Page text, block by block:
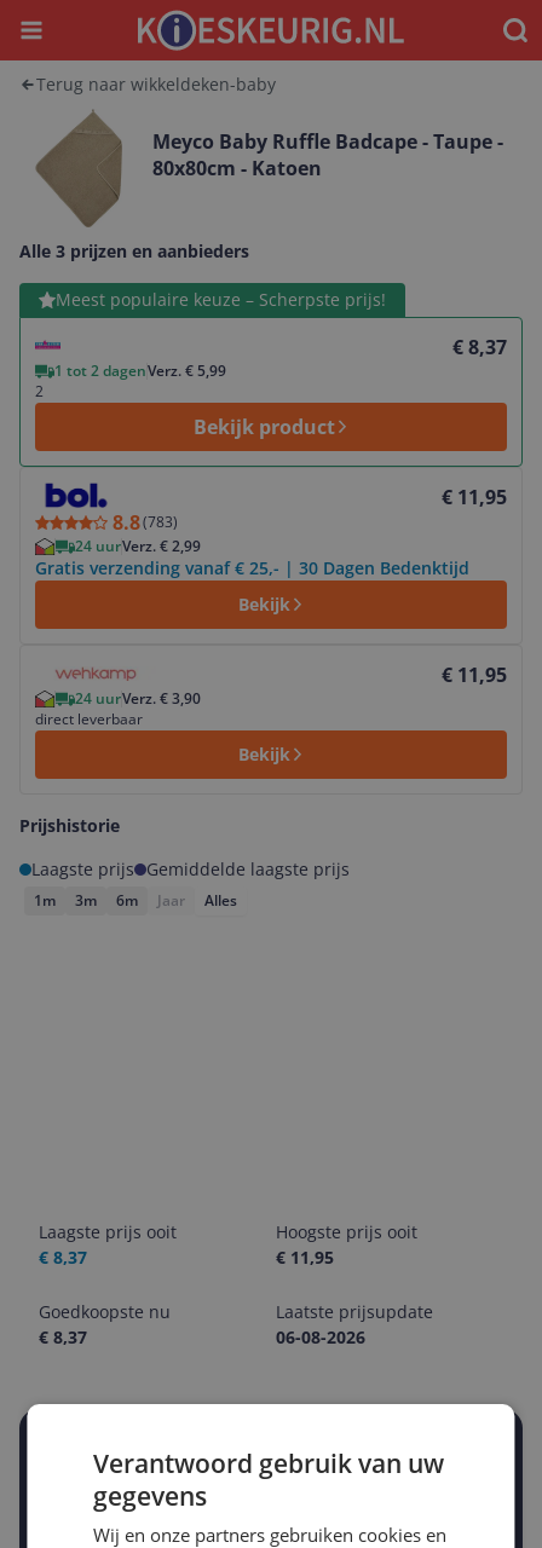
Menu
Terug naar wikkeldeken-baby
Meyco Baby Ruffle Badcape - Taupe -
80x80cm - Katoen
Alle 3 prijzen en aanbieders
Meest populaire keuze – Scherpste prijs!
€ 8,37
1 tot 2 dagenVerz. € 5,99
2
Bekijk product
Bekijk product
8.8(783)
€ 11,95
24 uurVerz. € 2,99
Gratis verzending vanaf € 25,- | 30 Dagen Bedenktijd
Bekijk
Bekijk product
€ 11,95
24 uurVerz. € 3,90
direct leverbaar
Bekijk
Prijshistorie
Laagste prijs
Gemiddelde laagste prijs
1m 3m 6m Jaar Alles
Laagste prijs ooit
€ 8,37
Hoogste prijs ooit
€ 11,95
Goedkoopste nu
€ 8,37
Laatste prijsupdate
06-08-2026
Stel een alert in en mis geen prijsdaling
Krijg een seintje zodra de prijs zakt
Jouw e-mailadres
Verantwoord gebruik van uw
gegevens
Wij en onze partners gebruiken cookies en